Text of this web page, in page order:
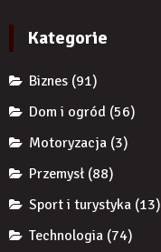
Kategorie
Biznes (91)
Dom i ogród (56)
Motoryzacja (3)
Przemysł (88)
Sport i turystyka (13)
Technologia (74)